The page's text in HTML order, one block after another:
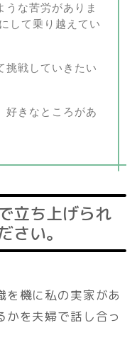
うな苦労がありま
して乗り越えてい
挑戦していきたい
好きなところがあ
立ち上げられ
さい。
を機に私の実家があ
かを夫婦で話し合っ